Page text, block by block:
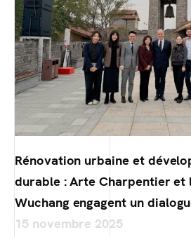
Rénovation urbaine et
durable : Arte Charpentier
Wuchang engagent un
15 novembre 2025